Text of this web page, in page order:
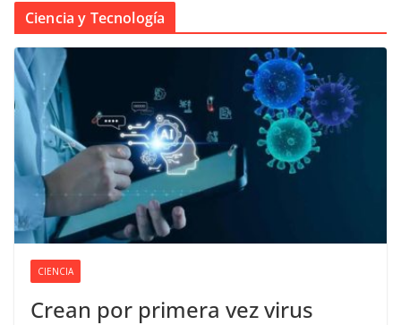
Ciencia y Tecnología
CIENCIA
Crean por primera vez virus